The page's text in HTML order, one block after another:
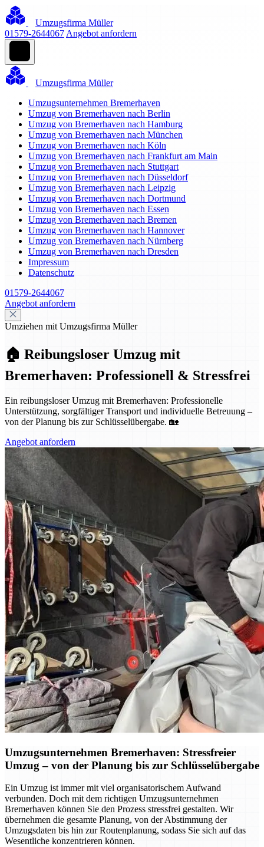
Umzugsfirma Müller
01579-2644067 Angebot anfordern
Umzugsfirma Müller
Umzugsunternehmen Bremerhaven
Umzug von Bremerhaven nach Berlin
Umzug von Bremerhaven nach Hamburg
Umzug von Bremerhaven nach München
Umzug von Bremerhaven nach Köln
Umzug von Bremerhaven nach Frankfurt am Main
Umzug von Bremerhaven nach Stuttgart
Umzug von Bremerhaven nach Düsseldorf
Umzug von Bremerhaven nach Leipzig
Umzug von Bremerhaven nach Dortmund
Umzug von Bremerhaven nach Essen
Umzug von Bremerhaven nach Bremen
Umzug von Bremerhaven nach Hannover
Umzug von Bremerhaven nach Nürnberg
Umzug von Bremerhaven nach Dresden
Impressum
Datenschutz
01579-2644067
Angebot anfordern
Umziehen mit Umzugsfirma Müller
🏠 Reibungsloser Umzug mit
Bremerhaven: Professionell & Stressfrei
Ein reibungsloser Umzug mit Bremerhaven: Professionelle
Unterstützung, sorgfältiger Transport und individuelle Betreuung –
von der Planung bis zur Schlüsselübergabe. 🏡
Angebot anfordern
Umzugsunternehmen Bremerhaven: Stressfreier
Umzug – von der Planung bis zur Schlüsselübergabe
Ein Umzug ist immer mit viel organisatorischem Aufwand
verbunden. Doch mit dem richtigen Umzugsunternehmen
Bremerhaven können Sie den Prozess stressfrei gestalten. Wir
übernehmen die gesamte Planung, von der Abstimmung der
Umzugsdaten bis hin zur Routenplanung, sodass Sie sich auf das
Wesentliche konzentrieren können.